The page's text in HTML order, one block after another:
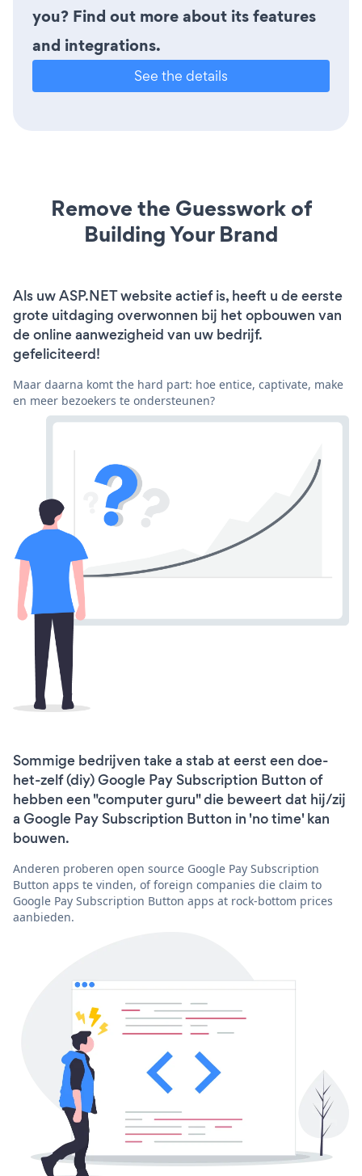
you? Find out more about its features
and integrations.
See the details
Remove the Guesswork of
Building Your Brand
Als uw ASP.NET website actief is, heeft u de eerste
grote uitdaging overwonnen bij het opbouwen van
de online aanwezigheid van uw bedrijf.
gefeliciteerd!
Maar daarna komt the hard part: hoe entice, captivate, make
en meer bezoekers te ondersteunen?
Sommige bedrijven take a stab at eerst een doe-
het-zelf (diy) Google Pay Subscription Button of
hebben een "computer guru" die beweert dat hij/zij
a Google Pay Subscription Button in 'no time' kan
bouwen.
Anderen proberen open source Google Pay Subscription
Button apps te vinden, of foreign companies die claim to
Google Pay Subscription Button apps at rock-bottom prices
aanbieden.